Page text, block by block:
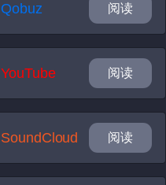
Qobuz 阅读
YouTube 阅读
SoundCloud 阅读